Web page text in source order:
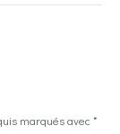
marqués avec *